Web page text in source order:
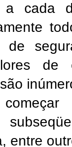
a cada
de
entre